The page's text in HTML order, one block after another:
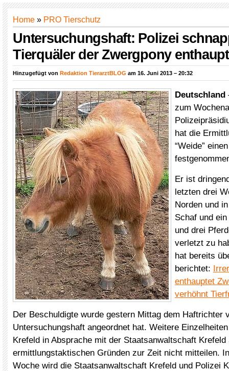
Home » PRO Tierschutz
Untersuchungshaft: Polizei
Tierquäler der Zwergpony
Hinzugefügt von Redaktion TierarztBLOG am 16. Juni 2013 – 20:32
Deutschland
zum
hat die
“Weide”
Er ist
letzten drei
Norden und
Schaf und
und drei
verletzt zu
hat bereits
berichtet:
enthauptet
verhöhnt
Der Beschuldigte wurde gestern Mittag dem Haftrichter
Untersuchungshaft angeordnet hat. Weitere
Krefeld in Absprache mit der Staatsanwaltschaft Krefeld
ermittlungstaktischen Gründen zur Zeit nicht mitteilen.
Woche wird die Staatsanwaltschaft Krefeld und Polizei